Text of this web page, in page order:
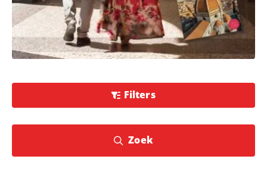
Filters
Zoek